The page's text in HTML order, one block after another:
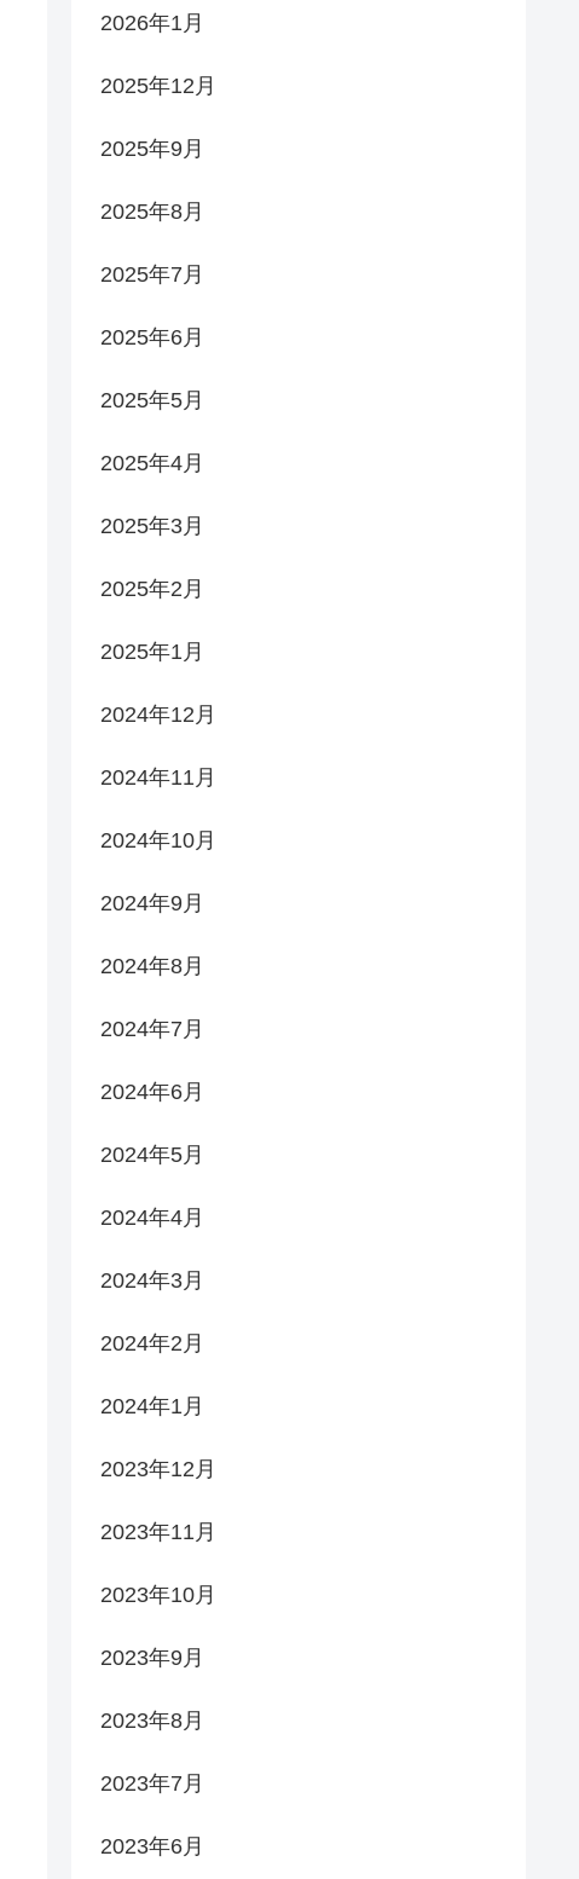
2026年1月
2025年12月
2025年9月
2025年8月
2025年7月
2025年6月
2025年5月
2025年4月
2025年3月
2025年2月
2025年1月
2024年12月
2024年11月
2024年10月
2024年9月
2024年8月
2024年7月
2024年6月
2024年5月
2024年4月
2024年3月
2024年2月
2024年1月
2023年12月
2023年11月
2023年10月
2023年9月
2023年8月
2023年7月
2023年6月